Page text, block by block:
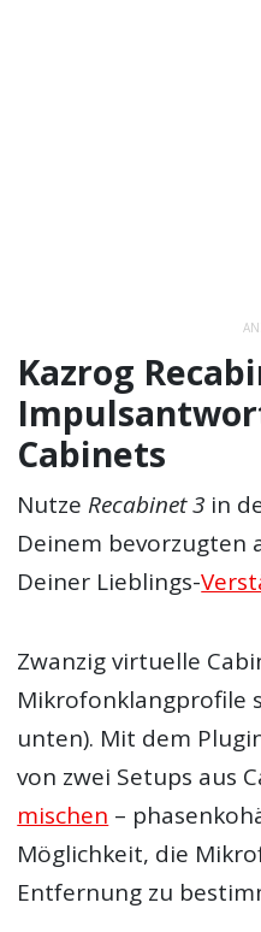
Kazrog
Cabinets
Nutze Recabinet 3 in
Deinem bevorzugten
Deiner Lieblings-
Zwanzig virtuelle
Mikrofonklangprofile
unten). Mit dem
von zwei Setups aus
mischen –
Möglichkeit, die
Entfernung zu